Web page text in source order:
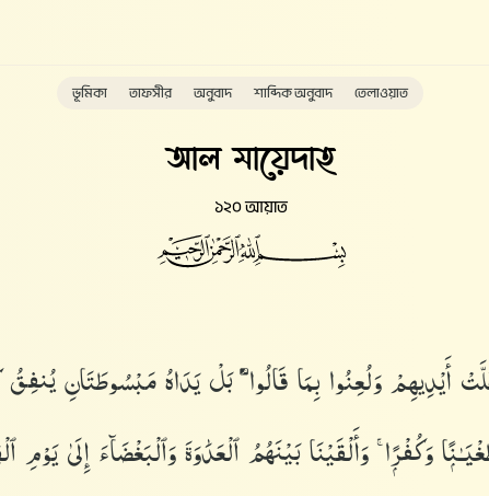
ভূমিকা তাফসীর অনুবাদ শাব্দিক অনুবাদ তেলাওয়াত
আল মায়েদাহ
১২০ আয়াত
أَيْدِيهِمْ وَلُعِنُوا۟ بِمَا قَالُوا۟ ۘ بَلْ يَدَاهُ مَبْسُوطَتَانِ
وَكُفْرًۭا ۚ وَأَلْقَيْنَا بَيْنَهُمُ ٱلْعَدَٰوَةَ وَٱلْبَغْضَآءَ إِلَىٰ يَوْمِ